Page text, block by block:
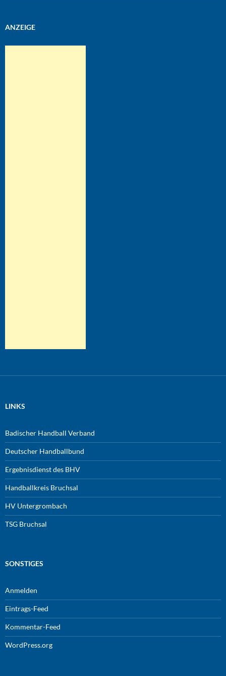
ANZEIGE
LINKS
Badischer Handball Verband
Deutscher Handballbund
Ergebnisdienst des BHV
Handballkreis Bruchsal
HV Untergrombach
TSG Bruchsal
SONSTIGES
Anmelden
Eintrags-Feed
Kommentar-Feed
WordPress.org